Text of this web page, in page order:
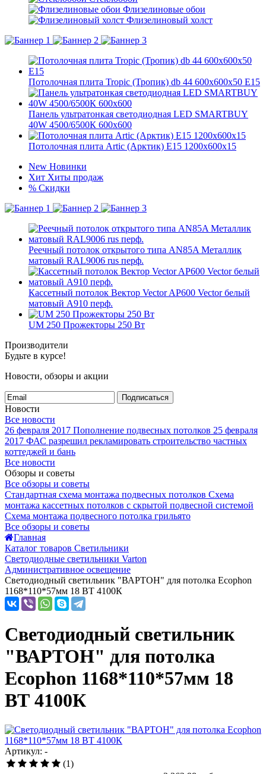
Флизелиновые обои
Флизелиновый холст
Потолочная плита Tropic (Тропик) db 44 600x600x50 E15
Панель ультратонкая светодиодная LED SMARTBUY
40W 4500/6500К 600х600
Потолочная плита Artic (Арктик) E15 1200x600x15
New Новинки
Хит Хиты продаж
% Скидки
Реечный потолок открытого типа AN85A Металлик
матовый RAL9006 rus перф.
Кассетный потолок Вектор Veсtor AP600 Vector белый
матовый А910 перф.
UM 250 Прожекторы 250 Вт
Производители
Будьте в курсе!
Новости, обзоры и акции
Подписаться
Новости
Все новости
26 февраля 2017 Пополнение подвесных потолков 25 февраля
2017 ФАС разрешил рекламировать строительство частных
коттеджей и бань
Все новости
Обзоры и советы
Все обзоры и советы
Стандартная схема монтажа подвесных потолков Схема
монтажа кассетных потолков с скрытой подвесной системой
Схема монтажа подвесного потолка грильято
Все обзоры и советы
Главная
Каталог товаров Светильники
Светодиодные светильники Varton
Административное освещение
Светодиодный светильник "ВАРТОН" для потолка Ecophon
1168*110*57мм 18 ВТ 4100К
Светодиодный светильник
"ВАРТОН" для потолка
Ecophon 1168*110*57мм 18
ВТ 4100К
Артикул: -
(1)